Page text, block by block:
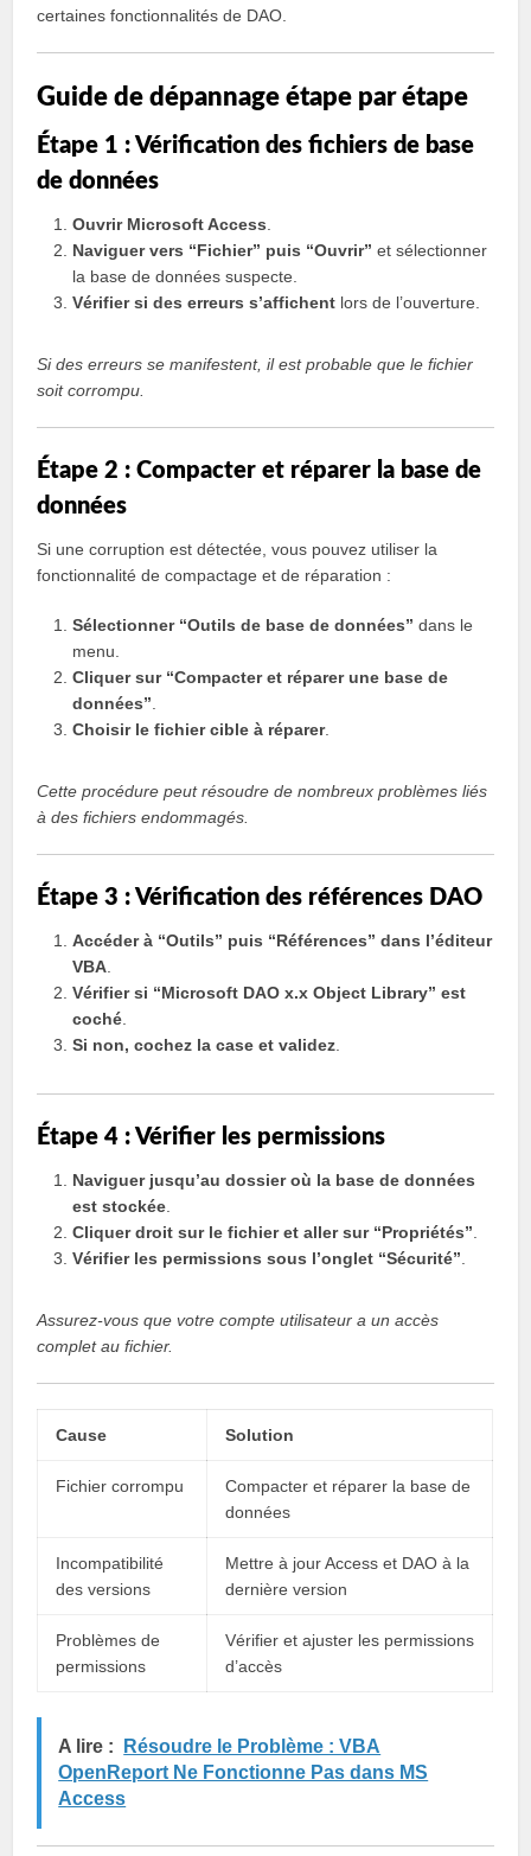
certaines fonctionnalités de DAO.
Guide de dépannage étape par étape
Étape 1 : Vérification des fichiers de base
de données
Ouvrir Microsoft Access
Naviguer vers “Fichier” puis “Ouvrir” et sélectionner
la base de données suspecte.
Vérifier si des erreurs s’affichent lors de l’ouverture.
Si des erreurs se manifestent, il est probable que le fichier
soit corrompu.
Étape 2 : Compacter et réparer la base de
données
Si une corruption est détectée, vous pouvez utiliser la
fonctionnalité de compactage et de réparation :
Sélectionner “Outils de base de données” dans le
menu.
Cliquer sur “Compacter et réparer une base de
données”
Choisir le fichier cible à réparer.
Cette procédure peut résoudre de nombreux problèmes liés
à des fichiers endommagés.
Étape 3 : Vérification des références DAO
Accéder à “Outils” puis “Références” dans l’éditeur
VBA
Vérifier si “Microsoft DAO x.x Object Library” est
coché
Si non, cochez la case et validez
Étape 4 : Vérifier les permissions
Naviguer jusqu’au dossier où la base de données
est stockée
Cliquer droit sur le fichier et aller sur “Propriétés”
Vérifier les permissions sous l’onglet “Sécurité”
Assurez-vous que votre compte utilisateur a un accès
complet au fichier.
Cause Solution
Fichier corrompu
Compacter et réparer la base de
données
Incompatibilité
des versions
Mettre à jour Access et DAO à la
dernière version
Problèmes de
permissions
Vérifier et ajuster les permissions
d’accès
A lire :
Résoudre le Problème : VBA
OpenReport Ne Fonctionne Pas dans MS
Access